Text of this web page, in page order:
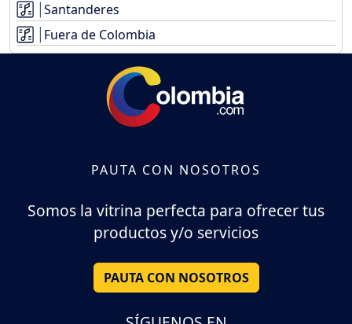
Santanderes
Fuera de Colombia
PAUTA CON NOSOTROS
Somos la vitrina perfecta para ofrecer tus
productos y/o servicios
PAUTA CON NOSOTROS